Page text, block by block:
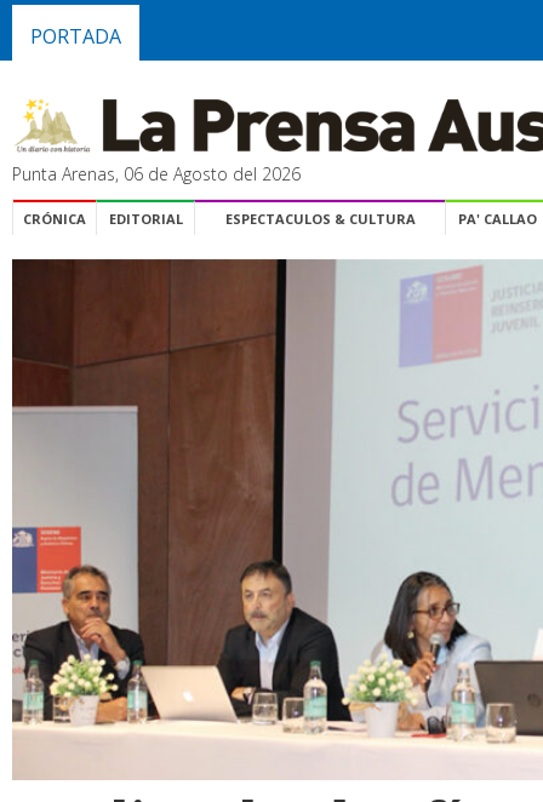
PORTADA
Punta Arenas, 06 de Agosto del 2026
CRÓNICA EDITORIAL ESPECTACULOS & CULTURA PA' CALLAO